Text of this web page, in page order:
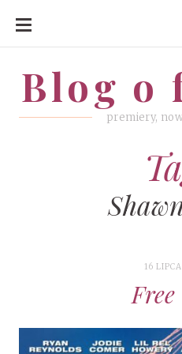
SKIP
CONTENT
Blog o
premiery,
Blog o
16